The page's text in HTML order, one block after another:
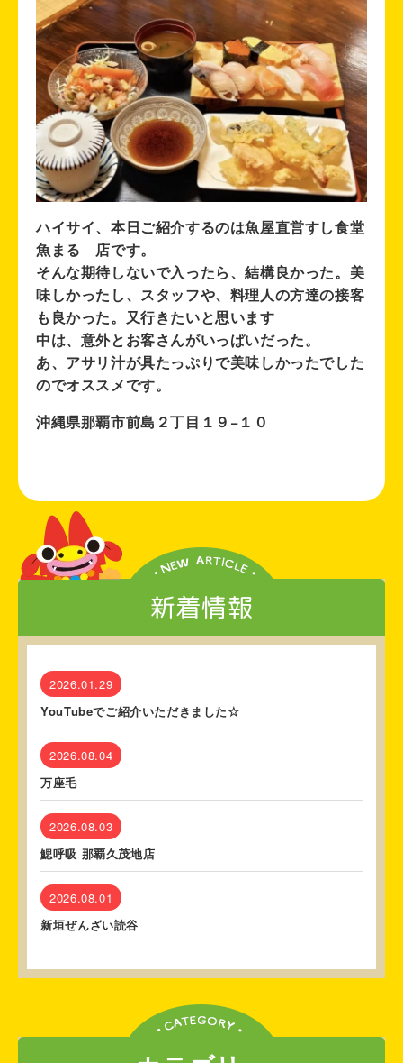
ハイサイ、本日ご紹介するのは魚屋直営すし食堂
魚まる 店です。
そんな期待しないで入ったら、結構良かった。美
味しかったし、スタッフや、料理人の方達の接客
も良かった。又行きたいと思います
中は、意外とお客さんがいっぱいだった。
あ、アサリ汁が具たっぷりで美味しかったでした
のでオススメです。
沖縄県那覇市前島２丁目１９−１０
新着情報
2026.01.29
YouTubeでご紹介いただきました☆
2026.08.04
万座毛
2026.08.03
鰓呼吸 那覇久茂地店
2026.08.01
新垣ぜんざい読谷